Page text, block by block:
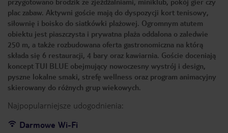
plac zabaw. Aktywni goście mają do dyspozycji kort tenisowy,
siłownię i boisko do siatkówki plażowej. Ogromnym atutem
obiektu jest piaszczysta i prywatna plaża oddalona o zaledwie
250 m, a także rozbudowana oferta gastronomiczna na którą
składa się 6 restauracji, 4 bary oraz kawiarnia. Goście doceniają
koncept TUI BLUE obejmujący nowoczesny wystrój i design,
pyszne lokalne smaki, strefę wellness oraz program animacyjny
skierowany do różnych grup wiekowych.
Najpopularniejsze udogodnienia:
Darmowe Wi-Fi